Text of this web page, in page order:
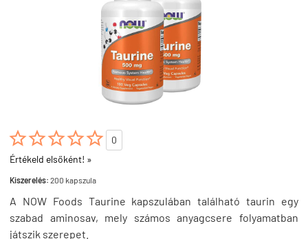

0
Értékeld elsőként! »
Kiszerelés: 200 kapszula
A NOW Foods Taurine kapszulában található taurin egy
szabad aminosav, mely számos anyagcsere folyamatban
játszik szerepet.